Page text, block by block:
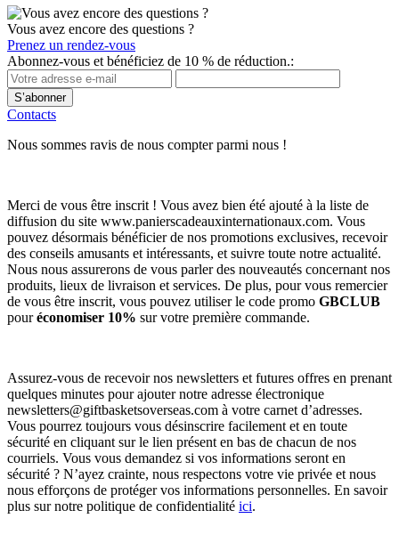
Vous avez encore des questions ?
Prenez un rendez-vous
Abonnez-vous et bénéficiez de 10 % de réduction.:
S’abonner
Contacts
Nous sommes ravis de nous compter parmi nous !
Merci de vous être inscrit ! Vous avez bien été ajouté à la liste de
diffusion du site www.panierscadeauxinternationaux.com. Vous
pouvez désormais bénéficier de nos promotions exclusives, recevoir
des conseils amusants et intéressants, et suivre toute notre actualité.
Nous nous assurerons de vous parler des nouveautés concernant nos
produits, lieux de livraison et services. De plus, pour vous remercier
de vous être inscrit, vous pouvez utiliser le code promo GBCLUB
pouréconomiser 10% sur votre première commande.
Assurez-vous de recevoir nos newsletters et futures offres en prenant
quelques minutes pour ajouter notre adresse électronique
newsletters@giftbasketsoverseas.com à votre carnet d’adresses.
Vous pourrez toujours vous désinscrire facilement et en toute
sécurité en cliquant sur le lien présent en bas de chacun de nos
courriels. Vous vous demandez si vos informations seront en
sécurité ? N’ayez crainte, nous respectons votre vie privée et nous
nous efforçons de protéger vos informations personnelles. En savoir
plus sur notre politique de confidentialité ici.